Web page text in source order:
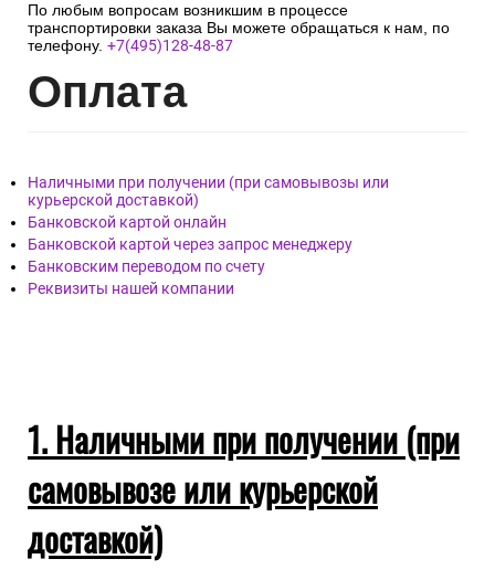
По любым вопросам возникшим в процессе
транспортировки заказа Вы можете обращаться к нам, по
телефону. +7(495)128-48-87
Оплата
Наличными при получении (при самовывозы или
курьерской доставкой)
Банковской картой онлайн
Банковской картой через запрос менеджеру
Банковским переводом по счету
Реквизиты нашей компании
1. Наличными при получении (при
самовывозе или курьерской
доставкой)